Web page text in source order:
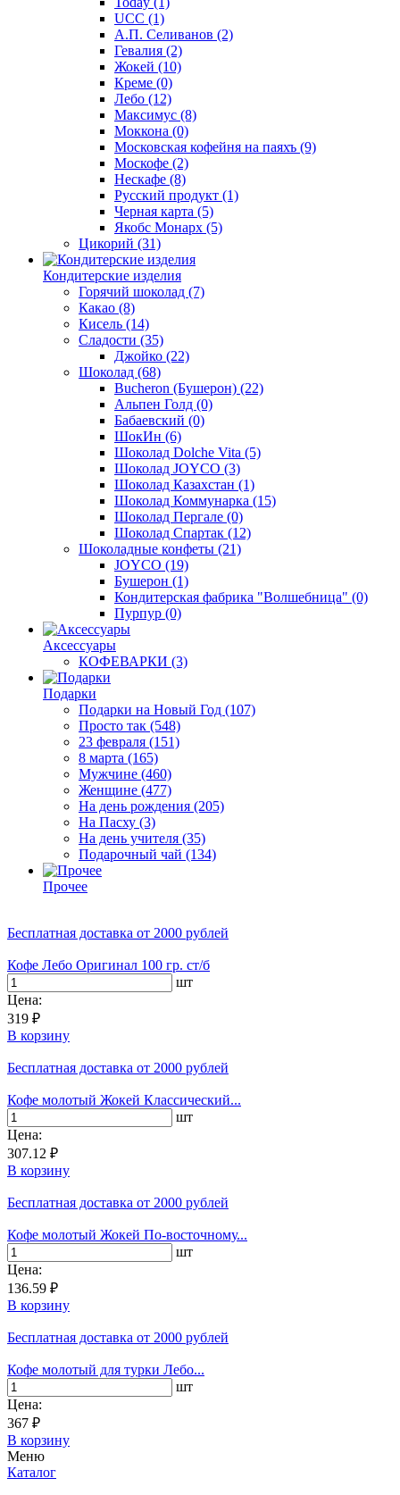
UCC (1)
А.П. Селиванов (2)
Гевалия (2)
Жокей (10)
Креме (0)
Лебо (12)
Максимус (8)
Моккона (0)
Московская кофейня на паяхъ (9)
Москофе (2)
Нескафе (8)
Русский продукт (1)
Черная карта (5)
Якобс Монарх (5)
Цикорий (31)
Кондитерские изделия
Горячий шоколад (7)
Какао (8)
Кисель (14)
Сладости (35)
Джойко (22)
Шоколад (68)
Bucheron (Бушерон) (22)
Альпен Голд (0)
Бабаевский (0)
ШокИн (6)
Шоколад Dolche Vita (5)
Шоколад JOYCO (3)
Шоколад Казахстан (1)
Шоколад Коммунарка (15)
Шоколад Пергале (0)
Шоколад Спартак (12)
Шоколадные конфеты (21)
JOYCO (19)
Бушерон (1)
Кондитерская фабрика "Волшебница" (0)
Пурпур (0)
Аксессуары
КОФЕВАРКИ (3)
Подарки
Подарки на Новый Год (107)
Просто так (548)
23 февраля (151)
8 марта (165)
Мужчине (460)
Женщине (477)
На день рождения (205)
На Пасху (3)
На день учителя (35)
Подарочный чай (134)
Прочее
Бесплатная доставка от 2000 рублей
Кофе Лебо Оригинал 100 гр. ст/б
шт
Цена:
319 ₽
В корзину
Бесплатная доставка от 2000 рублей
Кофе молотый Жокей Классический...
шт
Цена:
307.12 ₽
В корзину
Бесплатная доставка от 2000 рублей
Кофе молотый Жокей По-восточному...
шт
Цена:
136.59 ₽
В корзину
Бесплатная доставка от 2000 рублей
Кофе молотый для турки Лебо...
шт
Цена:
367 ₽
В корзину
Меню
Каталог